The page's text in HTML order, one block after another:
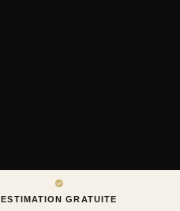
ESTIMATION GRATUITE